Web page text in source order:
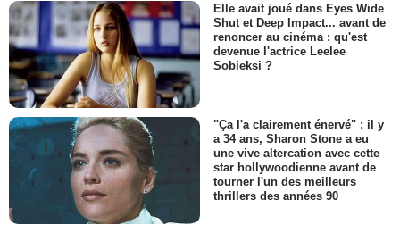
Elle avait joué dans Eyes Wide
Shut et Deep Impact... avant de
renoncer au cinéma : qu'est
devenue l'actrice Leelee
Sobieksi ?
"Ça l'a clairement énervé" : il y
a 34 ans, Sharon Stone a eu
une vive altercation avec cette
star hollywoodienne avant de
tourner l'un des meilleurs
thrillers des années 90